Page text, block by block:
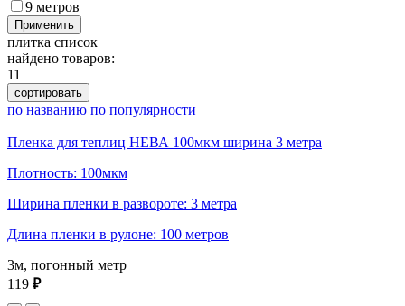
9 метров
Применить
плитка список
найдено товаров:
11
сортировать
по названию по популярности
Пленка для теплиц НЕВА 100мкм ширина 3 метра
Плотность: 100мкм
Ширина пленки в развороте: 3 метра
Длина пленки в рулоне: 100 метров
3м, погонный метр
119 ₽